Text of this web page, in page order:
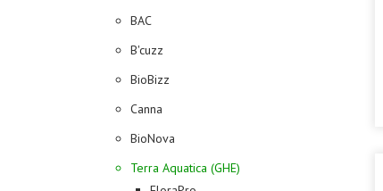
BAC
B'cuzz
BioBizz
Canna
BioNova
Terra Aquatica (GHE)